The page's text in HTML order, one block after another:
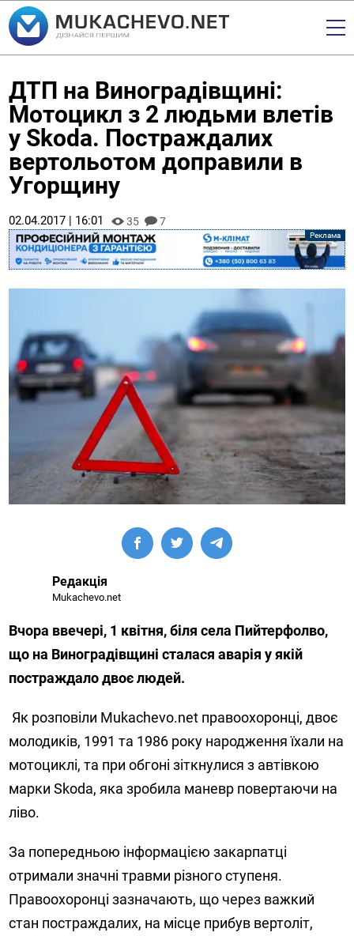
ДТП на Виноградівщині:
Мотоцикл з 2 людьми влетів
у Skoda. Постраждалих
вертольотом доправили в
Угорщину
02.04.2017 | 16:01 35 7
Редакція
Mukachevo.net
Вчора ввечері, 1 квітня, біля села Пийтерфолво,
що на Виноградівщині сталася аварія у якій
постраждало двоє людей.
Як розповіли Мukachevo.net правоохоронці, двоє
молодиків, 1991 та 1986 року народження їхали на
мотоциклі, та при обгоні зіткнулися з автівкою
марки Skoda, яка зробила маневр повертаючи на
ліво.
За попередньою інформацією закарпатці
отримали значні травми різного ступеня.
Правоохоронці зазначають, що через важкий
стан постраждалих, на місце прибув вертоліт,